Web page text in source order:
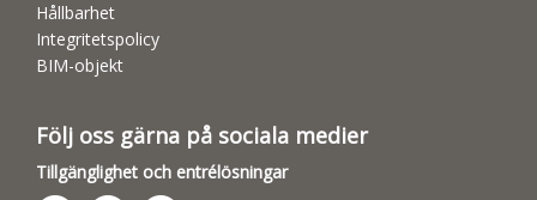
Hållbarhet
Integritetspolicy
BIM-objekt
Följ oss gärna på sociala medier
Tillgänglighet och entrélösningar